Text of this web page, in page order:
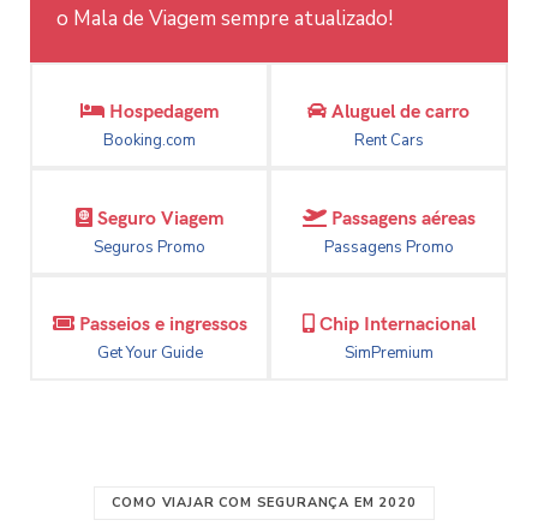
o Mala de Viagem sempre atualizado!
Hospedagem
Booking.com
Aluguel de carro
Rent Cars
Seguro Viagem
Seguros Promo
Passagens aéreas
Passagens Promo
Passeios e ingressos
Get Your Guide
Chip Internacional
SimPremium
COMO VIAJAR COM SEGURANÇA EM 2020